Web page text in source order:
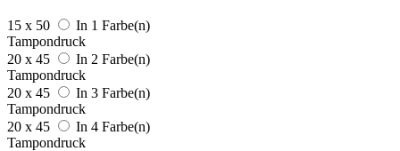
15 x 50
In 1 Farbe(n)
Tampondruck
20 x 45
In 2 Farbe(n)
Tampondruck
20 x 45
In 3 Farbe(n)
Tampondruck
20 x 45
In 4 Farbe(n)
Tampondruck